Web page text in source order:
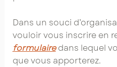
Dans un souci
vouloir vous inscrire en
formulairedans lequel
que vous apporterez.